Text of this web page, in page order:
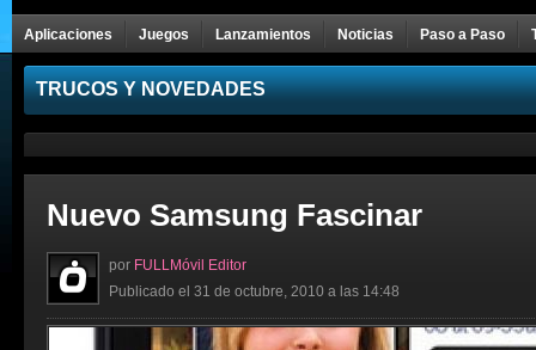
Aplicaciones Juegos Lanzamientos Noticias Paso a Paso
Celulares
TRUCOS Y NOVEDADES
Nuevo Samsung Fascinar
por FULLMóvil Editor
Publicado el 31 de octubre, 2010 a las 14:48